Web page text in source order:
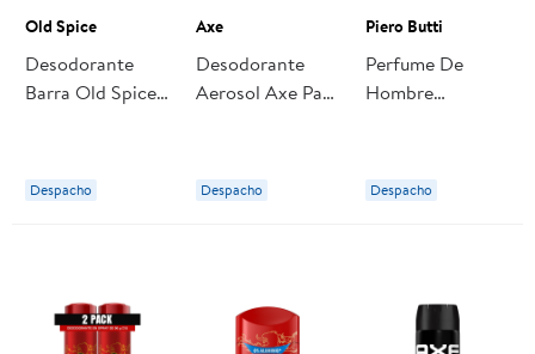
Old Spice
Desodorante
Barra Old Spice
Hombre
Despacho
Axe
Desodorante
Aerosol Axe Para
Despacho
Piero Butti
Perfume De
Hombre
Despacho